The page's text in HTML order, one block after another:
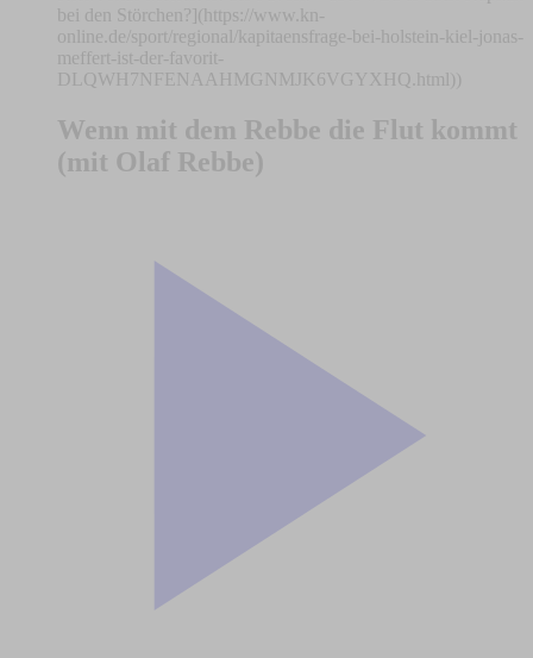
bei den Störchen?](https://www.kn-
online.de/sport/regional/kapitaensfrage-bei-holstein-kiel-jonas-
meffert-ist-der-favorit-
DLQWH7NFENAAHMGNMJK6VGYXHQ.html))
Wenn mit dem Rebbe die Flut kommt
(mit Olaf Rebbe)